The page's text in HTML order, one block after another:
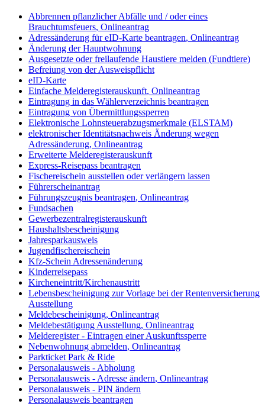
Abbrennen pflanzlicher Abfälle und / oder eines
Brauchtumsfeuers, Onlineantrag
Adressänderung für eID-Karte beantragen, Onlineantrag
Änderung der Hauptwohnung
Ausgesetzte oder freilaufende Haustiere melden (Fundtiere)
Befreiung von der Ausweispflicht
eID-Karte
Einfache Melderegisterauskunft, Onlineantrag
Eintragung in das Wählerverzeichnis beantragen
Eintragung von Übermittlungssperren
Elektronische Lohnsteuerabzugsmerkmale (ELSTAM)
elektronischer Identitätsnachweis Änderung wegen
Adressänderung, Onlineantrag
Erweiterte Melderegisterauskunft
Express-Reisepass beantragen
Fischereischein ausstellen oder verlängern lassen
Führerscheinantrag
Führungszeugnis beantragen, Onlineantrag
Fundsachen
Gewerbezentralregisterauskunft
Haushaltsbescheinigung
Jahresparkausweis
Jugendfischereischein
Kfz-Schein Adressenänderung
Kinderreisepass
Kircheneintritt/Kirchenaustritt
Lebensbescheinigung zur Vorlage bei der Rentenversicherung
Ausstellung
Meldebescheinigung, Onlineantrag
Meldebestätigung Ausstellung, Onlineantrag
Melderegister - Eintragen einer Auskunftssperre
Nebenwohnung abmelden, Onlineantrag
Parkticket Park & Ride
Personalausweis - Abholung
Personalausweis - Adresse ändern, Onlineantrag
Personalausweis - PIN ändern
Personalausweis beantragen